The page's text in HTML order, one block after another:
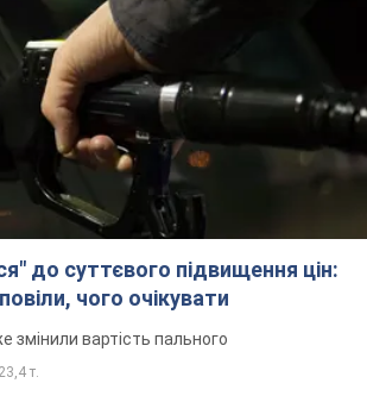
до суттєвого підвищення цін:
чого очікувати
змінили вартість пального
23,4 т.